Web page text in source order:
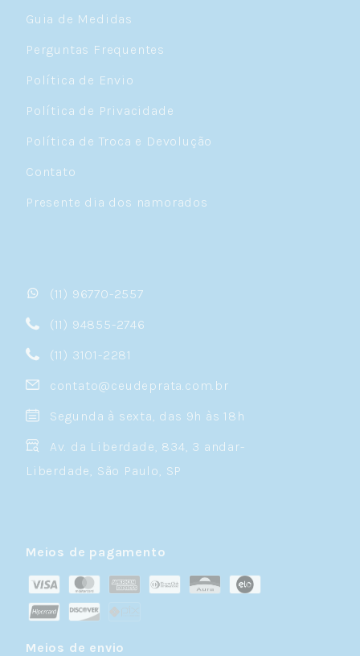
Guia de Medidas
Perguntas Frequentes
Política de Envio
Política de Privacidade
Política de Troca e Devolução
Contato
Presente dia dos namorados
(11) 96770-2557
(11) 94855-2746
(11) 3101-2281
contato@ceudeprata.com.br
Segunda à sexta, das 9h às 18h
Av. da Liberdade, 834, 3 andar-
Liberdade, São Paulo, SP
Meios de pagamento
Meios de envio